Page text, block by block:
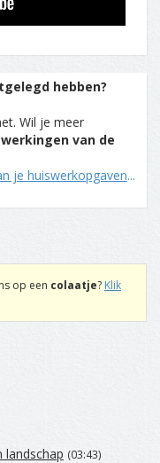
hebben?
Wil je meer
van de
je huiswerkopgaven...
op een colaatje? Klik
landschap (03:43)